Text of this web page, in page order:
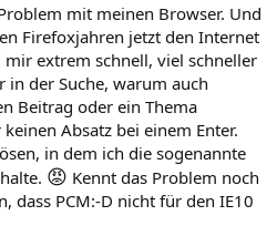
mit meinen Browser. Und
Firefoxjahren jetzt den Internet
extrem schnell, viel schneller
in der Suche, warum auch
Beitrag oder ein Thema
Absatz bei einem Enter.
in dem ich die sogenannte
😡 Kennt das Problem noch
dass PCM:-D nicht für den IE10